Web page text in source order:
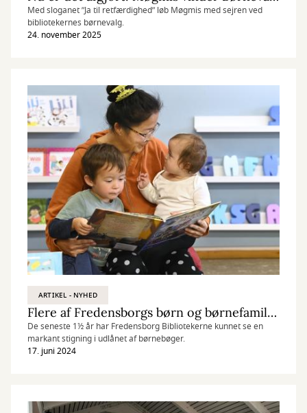
Med sloganet ”Ja til retfærdighed” løb Møgmis med sejren ved
bibliotekernes børnevalg.
24. november 2025
ARTIKEL - NYHED
Flere af Fredensborgs børn og børnefamilier bruger biblioteket
De seneste 1½ år har Fredensborg Bibliotekerne kunnet se en
markant stigning i udlånet af børnebøger.
17. juni 2024